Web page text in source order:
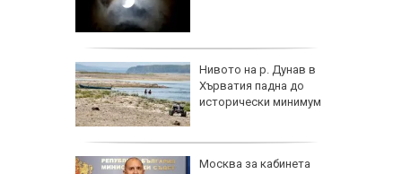
Нивото на р. Дунав в
Хърватия падна до
исторически минимум
Москва за кабинета